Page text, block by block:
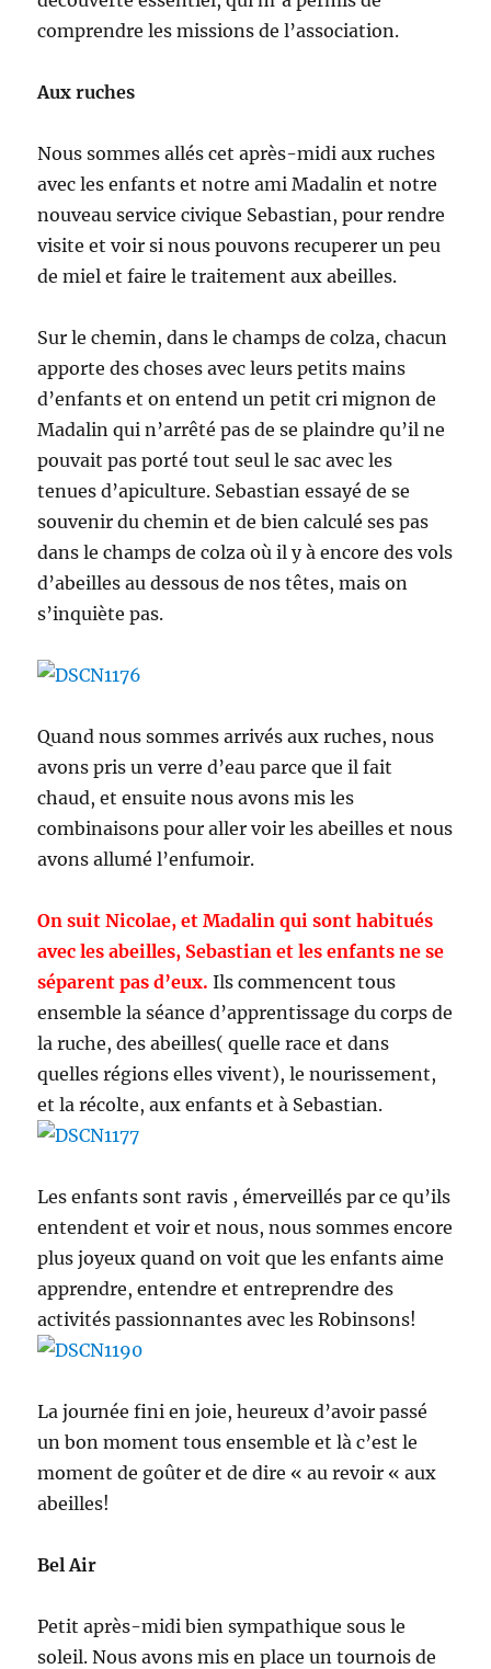
comprendre les missions de l’association.
Aux ruches
Nous sommes allés cet après-midi aux ruches
avec les enfants et notre ami Madalin et notre
nouveau service civique Sebastian, pour rendre
visite et voir si nous pouvons recuperer un peu
de miel et faire le traitement aux abeilles.
Sur le chemin, dans le champs de colza, chacun
apporte des choses avec leurs petits mains
d’enfants et on entend un petit cri mignon de
Madalin qui n’arrêté pas de se plaindre qu’il ne
pouvait pas porté tout seul le sac avec les
tenues d’apiculture. Sebastian essayé de se
souvenir du chemin et de bien calculé ses pas
dans le champs de colza où il y à encore des vols
d’abeilles au dessous de nos têtes, mais on
s’inquiète pas.
Quand nous sommes arrivés aux ruches, nous
avons pris un verre d’eau parce que il fait
chaud, et ensuite nous avons mis les
combinaisons pour aller voir les abeilles et nous
avons allumé l’enfumoir.
On suit Nicolae, et Madalin qui sont habitués
avec les abeilles, Sebastian et les enfants ne se
séparent pas d’eux. Ils commencent tous
ensemble la séance d’apprentissage du corps de
la ruche, des abeilles( quelle race et dans
quelles régions elles vivent), le nourissement,
et la récolte, aux enfants et à Sebastian.
Les enfants sont ravis , émerveillés par ce qu’ils
entendent et voir et nous, nous sommes encore
plus joyeux quand on voit que les enfants aime
apprendre, entendre et entreprendre des
activités passionnantes avec les Robinsons!
La journée fini en joie, heureux d’avoir passé
un bon moment tous ensemble et là c’est le
moment de goûter et de dire « au revoir « aux
abeilles!
Bel Air
Petit après-midi bien sympathique sous le
soleil. Nous avons mis en place un tournois de